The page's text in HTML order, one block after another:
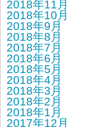
2018年11月
2018年10月
2018年9月
2018年8月
2018年7月
2018年6月
2018年5月
2018年4月
2018年3月
2018年2月
2018年1月
2017年12月